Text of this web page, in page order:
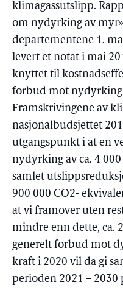
klimagassutslipp.
om nydyrking av
departementene 1.
levert et notat i mai
knyttet til
forbud mot nydyrking
Framskrivingene av
nasjonalbudsjettet
utgangspunkt i at en
nydyrking av ca. 4
samlet
900 000 CO2-
at vi framover uten
mindre enn dette, ca.
generelt forbud mot
kraft i 2020 vil da gi
perioden 2021 – 2030